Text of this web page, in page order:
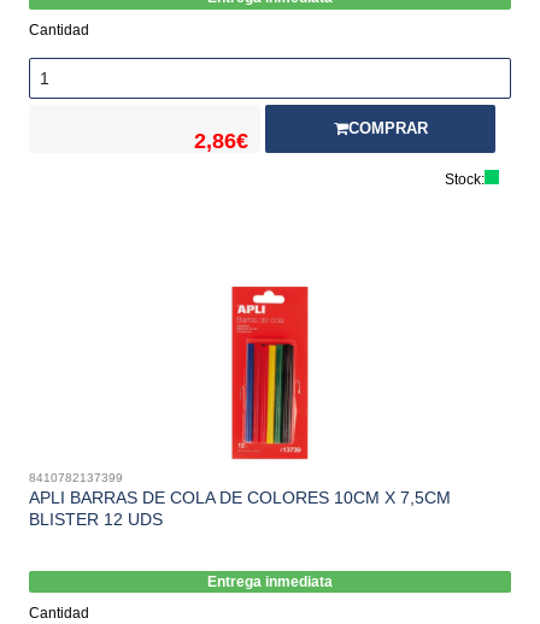
Cantidad
2,86€
COMPRAR
Stock:
8410782137399
APLI BARRAS DE COLA DE COLORES 10CM X 7,5CM
BLISTER 12 UDS
Entrega inmediata
Cantidad